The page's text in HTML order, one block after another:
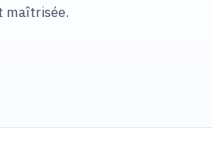
maîtrisée.